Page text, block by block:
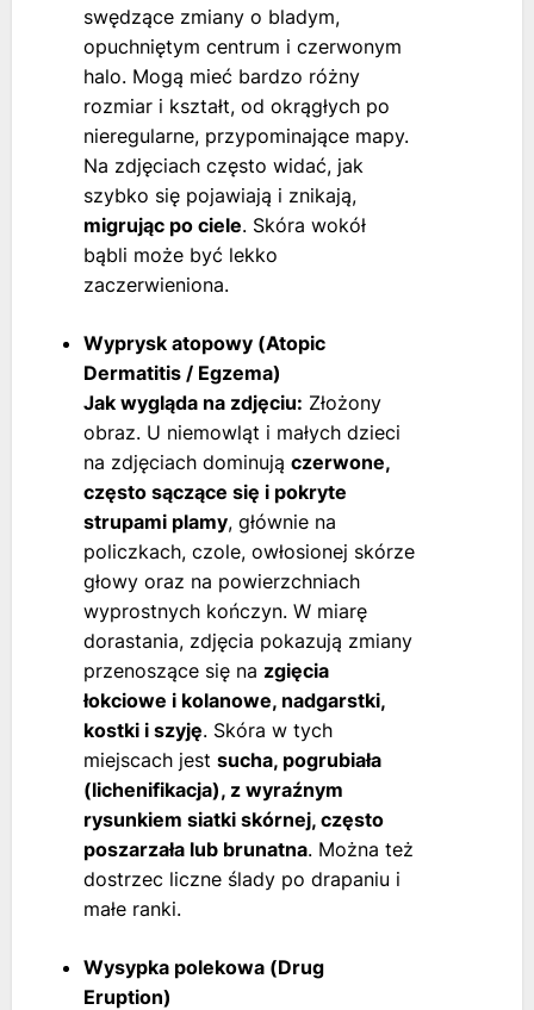
swędzące zmiany o bladym,
opuchniętym centrum i czerwonym
halo. Mogą mieć bardzo różny
rozmiar i kształt, od okrągłych po
nieregularne, przypominające mapy.
Na zdjęciach często widać, jak
szybko się pojawiają i znikają,
migrując po ciele. Skóra wokół
bąbli może być lekko
zaczerwieniona.
Wyprysk atopowy (Atopic
Dermatitis / Egzema)
Jak wygląda na zdjęciu: Złożony
obraz. U niemowląt i małych dzieci
na zdjęciach dominują czerwone,
często sączące się i pokryte
strupami plamy, głównie na
policzkach, czole, owłosionej skórze
głowy oraz na powierzchniach
wyprostnych kończyn. W miarę
dorastania, zdjęcia pokazują zmiany
przenoszące się na zgięcia
łokciowe i kolanowe, nadgarstki,
kostki i szyję. Skóra w tych
miejscach jest sucha, pogrubiała
(lichenifikacja), z wyraźnym
rysunkiem siatki skórnej, często
poszarzała lub brunatna. Można też
dostrzec liczne ślady po drapaniu i
małe ranki.
Wysypka polekowa (Drug
Eruption)